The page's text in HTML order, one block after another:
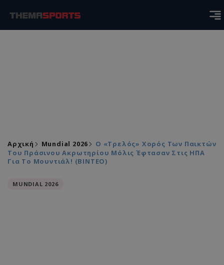
Αρχική Mundial 2026
Ο «τρελός» Χορός Των Παικτών
Του Πράσινου Ακρωτηρίου Μόλις Έφτασαν Στις ΗΠΑ
Για Το Μουντιάλ! (ΒΙΝΤΕΟ)
MUNDIAL 2026